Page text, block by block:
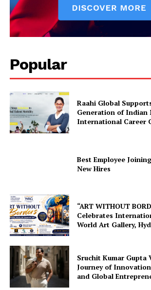
Popular
Raahi Global
Generation of Indian
International Career
Best Employee
New Hires
“ART WITHOUT
Celebrates
World Art Gallery,
Sruchit Kumar Gupta
Journey of
and Global